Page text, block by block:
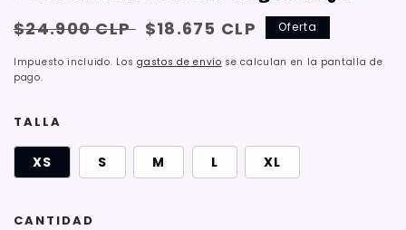
Precio
$24.900 CLP Oferta:
saved_amount
$18.675 CLP Oferta
Impuesto incluido. Losgastos de envío se calculan en la pantalla de
pago.
TALLA
XS S M L XL
CANTIDAD